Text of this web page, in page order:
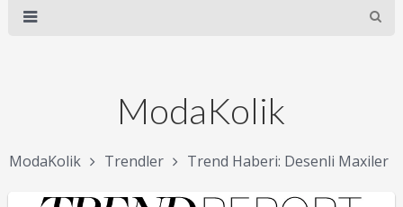
ModaKolik
ModaKolik Trendler Trend Haberi: Desenli Maxiler